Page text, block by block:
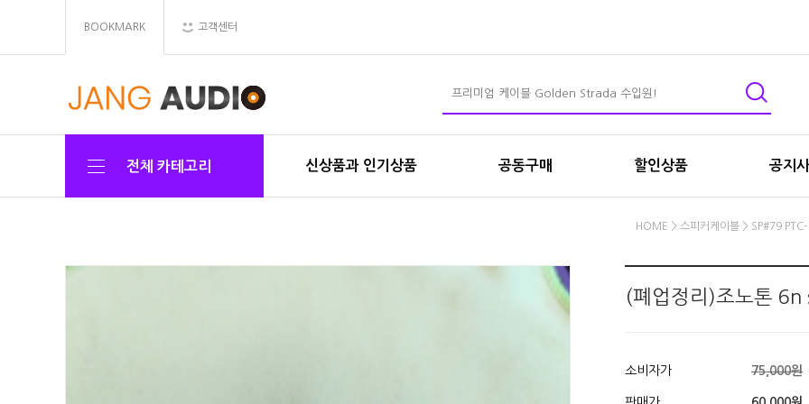
BOOKMARK 고객센터
전체 카테고리 신상품과 인기상품 공동구매 할인상품 공지
HOME > 스피커케이블 > SP#79
(폐업정리)조노톤
소비자가 75,000원